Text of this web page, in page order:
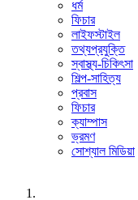
ধর্ম
ফিচার
লাইফস্টাইল
তথ্যপ্রযুক্তি
স্বাস্থ্য-চিকিৎসা
শিল্প-সাহিত্য
প্রবাস
ফিচার
ক্যাম্পাস
ভ্রমণ
সোশ্যাল মিডিয়া